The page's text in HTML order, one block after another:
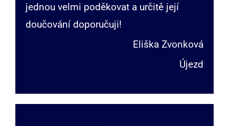
jednou velmi poděkovat a určitě její
doučování doporučuji!
Eliška Zvonková
Újezd